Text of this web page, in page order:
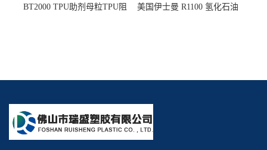
BT2000 TPU助剂母粒TPU阻
美国伊士曼 R1100 氢化石油